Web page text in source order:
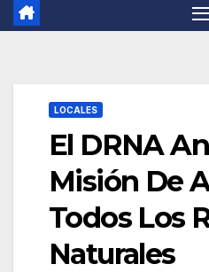
LOCALES
El DRNA
Misión De
Todos Los
Naturales